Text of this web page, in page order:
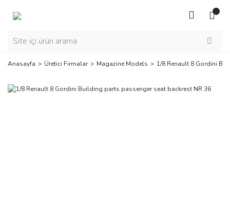
Anasayfa Üretici Firmalar Magazine Models 1/8 Renault 8 Gordini